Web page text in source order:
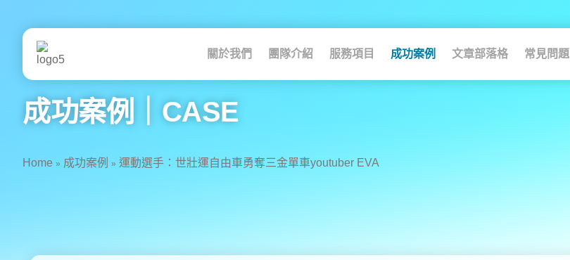
關於我們 團隊介紹 服務項目 成功案例 文章部落格 常見問題
成功案例｜CASE
Home » 成功案例 » 運動選手：世壯運自由車勇奪三金單車youtuber EVA